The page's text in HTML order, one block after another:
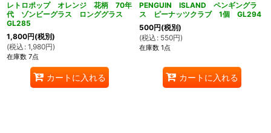
レトロポップ オレンジ 花柄 70年
代 ゾンビーグラス ロンググラス
GL285
1,800円(税別)
(税込 : 1,980円)
在庫数 7点
カートに入れる
PENGUIN ISLAND ペンギングラ
ス ピーナッツクラブ 1個 GL294
500円(税別)
(税込 : 550円)
在庫数 1点
カートに入れる